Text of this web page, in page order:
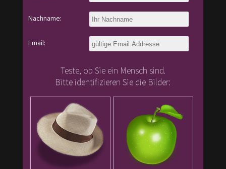
Nachname:
Email:
Teste, ob Sie ein Mensch sind.
Bitte identifizieren Sie die Bilder: